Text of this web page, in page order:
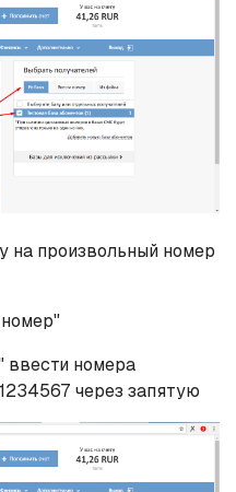
произвольный номер
ввести номера
через запятую